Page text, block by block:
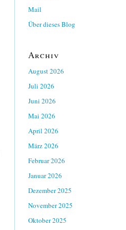
Mail
Über dieses Blog
Archiv
August 2026
Juli 2026
Juni 2026
Mai 2026
April 2026
März 2026
Februar 2026
Januar 2026
Dezember 2025
November 2025
Oktober 2025